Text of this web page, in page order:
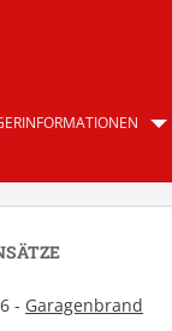
- Garagenbrand